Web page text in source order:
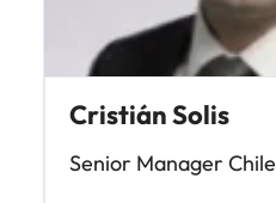
Cristián Solis
Senior Manager Chile